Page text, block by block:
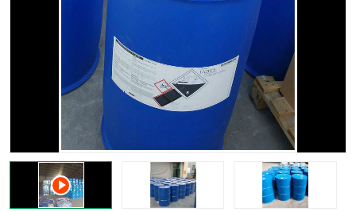
添加剂助剂 十二烷基苯
十二烷基苯磺酸 甲醇钠
乙醇钠 三乙胺
丙二醇甲醚醋酸酯 丙酸乙酯